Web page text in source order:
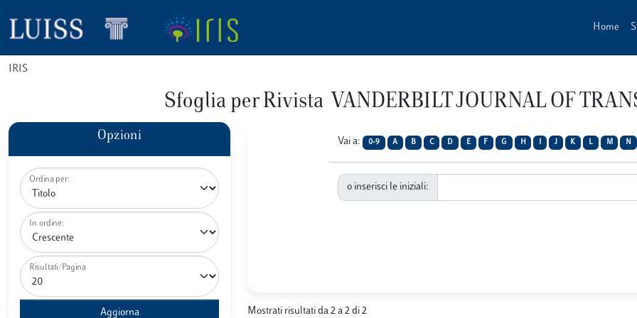
Home
IRIS
Sfoglia per Rivista VANDERBILT JOURNAL OF
Opzioni
Ordina per:
In ordine:
Risultati/Pagina
Vai a: 0-9 A B C D E F G H J K L M N
o inserisci le iniziali:
Mostrati risultati da 2 a 2 di 2